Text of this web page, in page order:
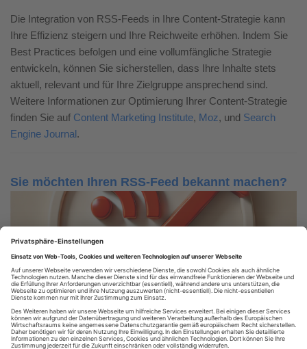
Die Integration von RSS-Feeds in Ihre Content-Strategie kann
Ihre Effizienz steigern und Ihre Reichweite erhöhen. Indem Sie
Best Practices befolgen und eine vollumfängliche Strategie
entwickeln, können Sie sicherstellen, dass Ihre Inhalte stets
aktuell, relevant und für Ihre Zielgruppe ansprechend sind.
Weitere Informationen zur Optimierung Ihrer Content-Strategie
finden Sie auf Content Marketing Institute, Moz, und Search
Engine Journal.
Sie möchten Ihren RSS-Feed bekannt machen?
Nutzen Sie unser RSS-Verzeichnis!
RSS FEED EINTRAGEN